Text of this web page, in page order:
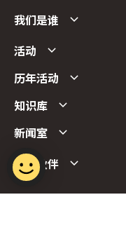
我们是谁
活动
历年活动
知识库
新闻室
合作伙伴